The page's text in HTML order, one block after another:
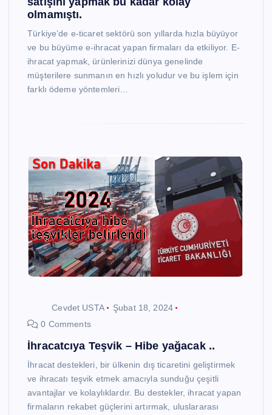
olmamıştı.
Türkiye’de e-ticaret sektörü son yıllarda hızla büyüyor
ve bu büyüme e-ihracat yapan firmaları da etkiliyor. E-
ihracat yapmak, ürünlerinizi dünya genelinde
müşterilere sunmanın en hızlı yoludur ve bu işlem için
farklı ödeme yöntemleri…
Cevdet USTA
Şubat 18, 2024
0 Comments
İhracatcıya Teşvik – Hibe yağacak ..
İhracat destekleri, bir ülkenin dış ticaretini geliştirmek
ve ihracatı teşvik etmek amacıyla sunduğu çeşitli
avantajlar ve kolaylıklardır. Bu destekler, ihracat yapan
firmaların rekabet güçlerini artırmak, uluslararası